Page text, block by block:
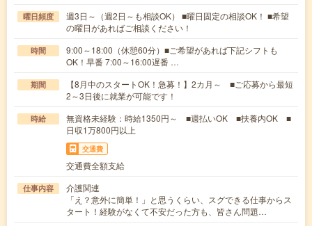
曜日頻度
週3日～（週2日～も相談OK） ■曜日固定の相談OK！ ■希望
の曜日があればご相談ください！
時間
9:00～18:00（休憩60分）■ご希望があれば下記シフトも
OK！早番 7:00～16:00遅番 …
期間
【8月中のスタートOK！急募！】2カ月～ ■ご応募から最短
2～3日後に就業が可能です！
時給
無資格未経験：時給1350円～ ■週払いOK ■扶養内OK ■
日収1万800円以上
交通費
交通費全額支給
仕事内容
介護関連
「え？意外に簡単！」と思うくらい、スグできる仕事からス
タート！経験がなくて不安だった方も、皆さん問題…